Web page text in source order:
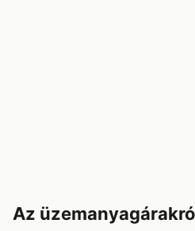
Az